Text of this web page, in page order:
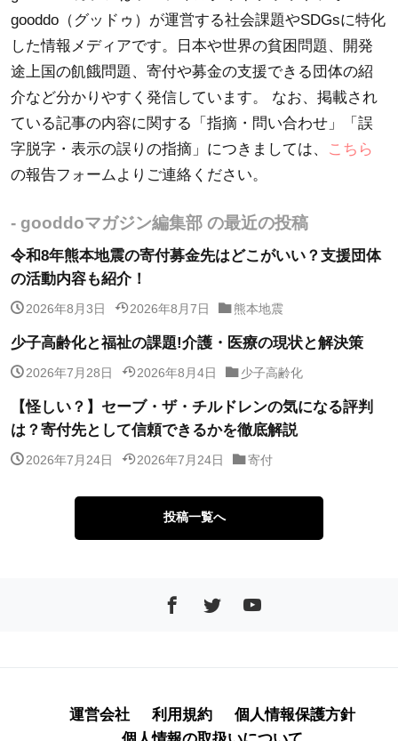
gooddo（グッドゥ）が運営する社会課題やSDGsに特化
した情報メディアです。日本や世界の貧困問題、開発
途上国の飢餓問題、寄付や募金の支援できる団体の紹
介など分かりやすく発信しています。 なお、掲載され
ている記事の内容に関する「指摘・問い合わせ」「誤
字脱字・表示の誤りの指摘」につきましては、
こちら
の報告フォームよりご連絡ください。
- gooddoマガジン編集部 の最近の投稿
令和8年熊本地震の寄付募金先はどこがいい？支援団体
の活動内容も紹介！
2026年8月3日 2026年8月7日 熊本地震
少子高齢化と福祉の課題!介護・医療の現状と解決策
2026年7月28日 2026年8月4日 少子高齢化
【怪しい？】セーブ・ザ・チルドレンの気になる評判
は？寄付先として信頼できるかを徹底解説
2026年7月24日 2026年7月24日 寄付
投稿一覧へ
運営会社 利用規約
個人情報保護方針